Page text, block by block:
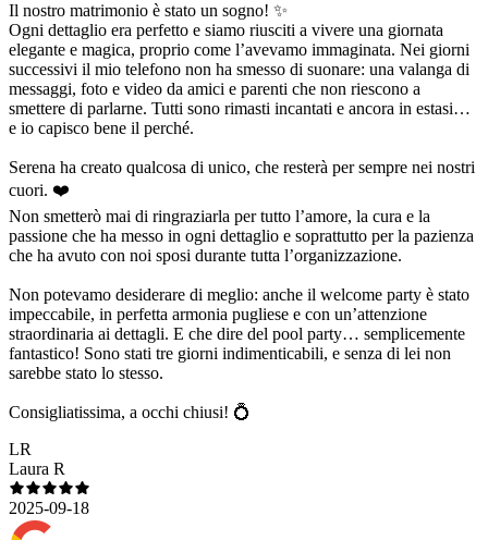
Il nostro matrimonio è stato un sogno! ✨
Ogni dettaglio era perfetto e siamo riusciti a vivere una giornata
elegante e magica, proprio come l’avevamo immaginata. Nei giorni
successivi il mio telefono non ha smesso di suonare: una valanga di
messaggi, foto e video da amici e parenti che non riescono a
smettere di parlarne. Tutti sono rimasti incantati e ancora in estasi…
e io capisco bene il perché.
Serena ha creato qualcosa di unico, che resterà per sempre nei nostri
cuori. ❤️
Non smetterò mai di ringraziarla per tutto l’amore, la cura e la
passione che ha messo in ogni dettaglio e soprattutto per la pazienza
che ha avuto con noi sposi durante tutta l’organizzazione.
Non potevamo desiderare di meglio: anche il welcome party è stato
impeccabile, in perfetta armonia pugliese e con un’attenzione
straordinaria ai dettagli. E che dire del pool party… semplicemente
fantastico! Sono stati tre giorni indimenticabili, e senza di lei non
sarebbe stato lo stesso.
Consigliatissima, a occhi chiusi! 💍
LR
Laura R
2025-09-18